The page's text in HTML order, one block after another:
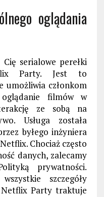
oglądania
Cię serialowe perełki
Party. Jest to
umożliwia członkom
filmów w
ze sobą na
Usługa została
byłego inżyniera
Chociaż często
danych, zalecamy
prywatności.
wszystkie szczegóły
Netflix Party traktuje